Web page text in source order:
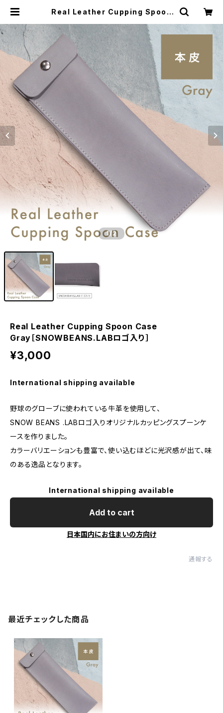
Real Leather Cupping Spoon
ロゴ入り］ | SNOW BEANS COFF
EE
1/2
Real Leather Cupping Spoon Case
Gray［SNOWBEANS.LABロゴ入り］
¥3,000
International shipping available
野球のグローブに使われている牛革を使用して、
SNOW BEANS .LABロゴ入りオリジナルカッピングスプーンケ
ースを作りました。
カラーバリエーションも豊富で、使い込むほどに光沢感が出て、味
のある逸品となります。
International shipping available
Add to cart
日本国内にお住まいの方向け
通報する
最近チェックした商品